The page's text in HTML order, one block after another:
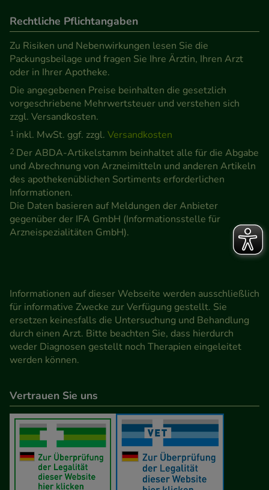
Rechtliche Pflichtangaben
Zu Risiken und Nebenwirkungen lesen Sie die
Packungsbeilage und fragen Sie Ihre Ärztin, Ihren Arzt
oder in Ihrer Apotheke.
Die angegebenen Preise beinhalten die gesetzlich
vorgeschriebene Mehrwertsteuer und verstehen sich
zzgl. Versandkosten.
1 inkl. MwSt. ggf. zzgl. Versandkosten
2 Der ABDA-Artikelstamm beinhaltet alle für die Abgabe
und Abrechnung von Arzneimitteln und anderen Artikeln
des apothekenüblichen Sortiments erforderlichen
Informationen.
Die Daten basieren auf Meldungen der Anbieter
gegenüber der IFA GmbH (Informationsstelle für
Arzneispezialitäten GmbH).
Informationen auf dieser Webseite werden ausschließlich
für informative Zwecke zur Verfügung gestellt. Sie
ersetzen keinesfalls die Untersuchung und Behandlung
durch einen Arzt. Bitte beachten Sie, dass hierdurch
weder Diagnosen gestellt noch Therapien eingeleitet
werden können.
Vertrauen Sie uns